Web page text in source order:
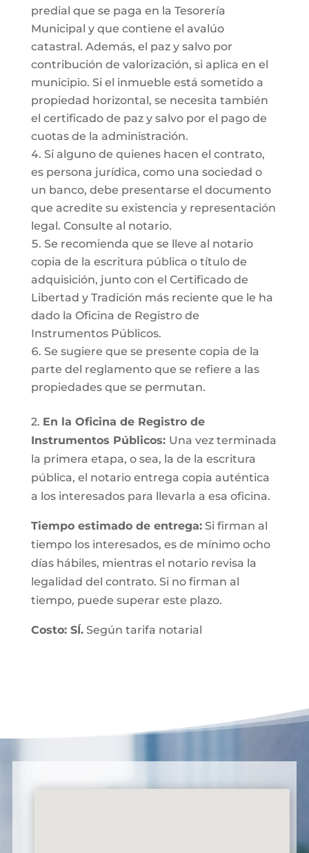
predial que se paga en la Tesorería
Municipal y que contiene el avalúo
catastral. Además, el paz y salvo por
contribución de valorización, si aplica en el
municipio. Si el inmueble está sometido a
propiedad horizontal, se necesita también
el certificado de paz y salvo por el pago de
cuotas de la administración.
Si alguno de quienes hacen el contrato,
es persona jurídica, como una sociedad o
un banco, debe presentarse el documento
que acredite su existencia y representación
legal. Consulte al notario.
Se recomienda que se lleve al notario
copia de la escritura pública o título de
adquisición, junto con el Certificado de
Libertad y Tradición más reciente que le ha
dado la Oficina de Registro de
Instrumentos Públicos.
Se sugiere que se presente copia de la
parte del reglamento que se refiere a las
propiedades que se permutan.
2. En la Oficina de Registro de
Instrumentos Públicos: Una vez terminada
la primera etapa, o sea, la de la escritura
pública, el notario entrega copia auténtica
a los interesados para llevarla a esa oficina.
Tiempo estimado de entrega:Si firman al
tiempo los interesados, es de mínimo ocho
días hábiles, mientras el notario revisa la
legalidad del contrato. Si no firman al
tiempo, puede superar este plazo.
Costo: SÍ.Según tarifa notarial